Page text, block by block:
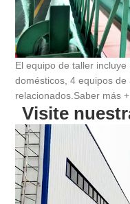
El equipo de taller
domésticos, 4 equipos
relacionados. Saber más +
Visite